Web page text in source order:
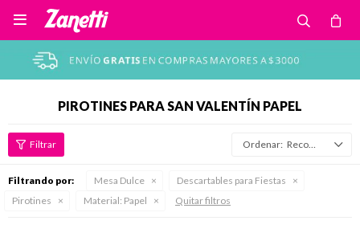

PIROTINES PARA SAN VALENTÍN PAPEL
Recomendados
Filtrando por: Mesa Dulce
Descartables para Fiestas
Pirotines
Material: Papel Quitar filtros